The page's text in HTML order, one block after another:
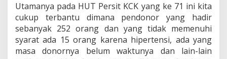
Utamanya pada HUT Persit KCK yang ke 71 ini kita
cukup terbantu dimana pendonor yang hadir
sebanyak 252 orang dan yang tidak memenuhi
syarat ada 15 orang karena hipertensi, ada yang
masa donornya belum waktunya dan lain-lain